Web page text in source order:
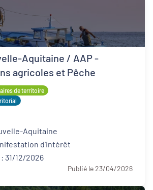
Aquitaine / AAP -
agricoles et Pêche
de territoire
Aquitaine
d'intérêt
31/12/2026
Publié le 23/04/2026